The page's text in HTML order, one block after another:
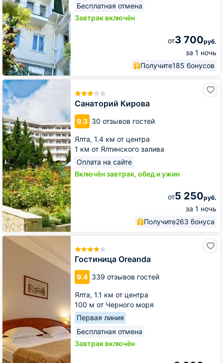
Бесплатная отмена
Завтрак включён
от3 700руб.
за 1 ночь
Получите185 бонусов
Санаторий Кирова
9.3 30 отзывов гостей
Ялта, 1.4 км от центра
1 км от Ялтинского залива
Оплата на сайте
Включён завтрак, обед и ужин
от5 250руб.
за 1 ночь
Получите263 бонуса
Санаторий
Кирова
Гостиница Oreanda
9.4 339 отзывов гостей
Ялта, 1.1 км от центра
100 м от Черного моря
Первая линия
Бесплатная отмена
Завтрак включён
Гостиница
Oreanda